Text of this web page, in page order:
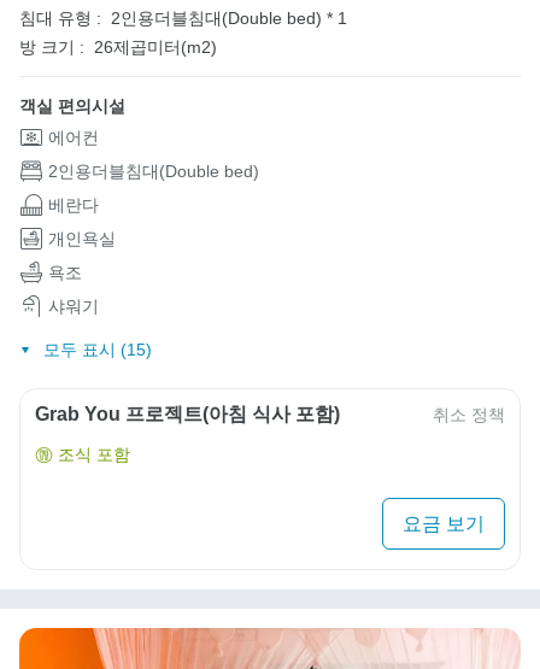
침대 유형 :
2인용더블침대(Double bed) * 1
방 크기 :
26제곱미터(m2)
객실 편의시설
에어컨
2인용더블침대(Double bed)
베란다
개인욕실
욕조
샤워기
모두 표시 (15)
Grab You 프로젝트(아침 식사 포함) 취소 정책
조식 포함
요금 보기